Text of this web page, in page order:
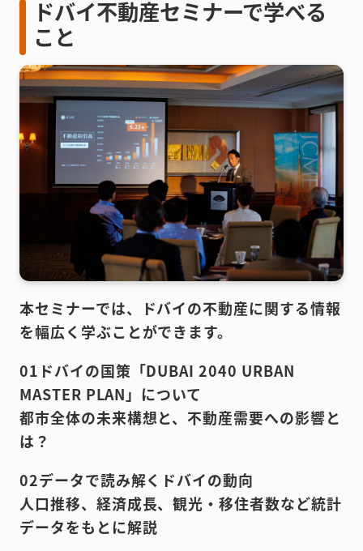
ドバイ不動産セミナーで学べる
こと
本セミナーでは、ドバイの不動産に関する情報
を幅広く学ぶことができます。
01ドバイの国策「DUBAI 2040 URBAN
MASTER PLAN」について
都市全体の未来構想と、不動産需要への影響と
は？
02データで読み解くドバイの動向
人口推移、経済成長、観光・移住者数など統計
データをもとに解説